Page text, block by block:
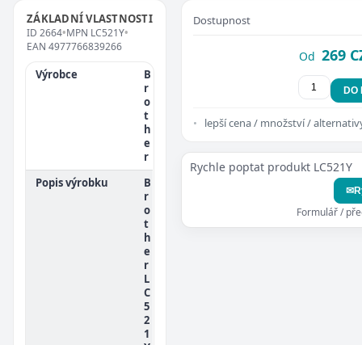
ZÁKLADNÍ VLASTNOSTI
ID 2664•MPN LC521Y•
EAN 4977766839266
Výrobce
B
r
o
t
h
e
r
Popis výrobku
B
r
o
t
h
e
r
L
C
5
2
1
Dostupnost
Od 269
DO
lepší cena / množství /
Rychle poptat produkt LC521Y
✉
Formulář /